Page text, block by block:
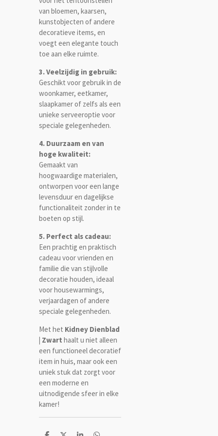
van bloemen, kaarsen,
kunstobjecten of andere
decoratieve items, en
voegt een elegante touch
toe aan elke ruimte.
3. Veelzijdig in gebruik:
Geschikt voor gebruik in de
woonkamer, eetkamer,
slaapkamer of zelfs als een
unieke serveeroptie voor
speciale gelegenheden.
4. Duurzaam en van
hoge kwaliteit:
Gemaakt van
hoogwaardige materialen,
ontworpen voor een lange
levensduur en dagelijkse
functionaliteit zonder in te
boeten op stijl.
5. Perfect als cadeau:
Een prachtig en praktisch
cadeau voor vrienden en
familie die van stijlvolle
decoratie houden, ideaal
voor housewarmings,
verjaardagen of andere
speciale gelegenheden.
Met het Kidney Dienblad
| Zwart haalt u niet alleen
een functioneel decoratief
item in huis, maar ook een
uniek stuk dat zorgt voor
een moderne en
uitnodigende sfeer in elke
kamer!